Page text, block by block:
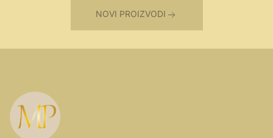
NOVI PROIZVODI